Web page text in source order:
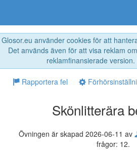
Glosor.eu använder cookies för att
Det används även för att visa reklam
reklamfinansierade version.
Rapportera fel
Skönlitterära
Övningen är skapad 2026-06-11 av
frågor: 12.